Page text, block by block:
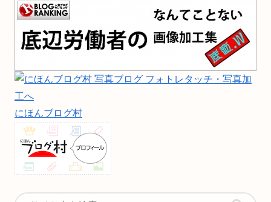
にほんブログ村